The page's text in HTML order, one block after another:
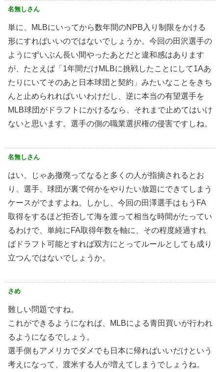
名無しさん
単に、MLBにいってから数年間のNPB入り制限をかける
形にすればいいのではないでしょうか。今回の田沢選手の
ようにずいぶん長い間やったあとだと違和感はあります
が、たとえば「1年間だけMLBに挑戦したことにして1Aあ
たりにいてそのあと日本球団と契約」みたいなことをきち
んと止められればいいわけだし、逆に本当の有望選手を
MLB球団がドラフトにかけるなら、それまで止めてはいけ
ないと思います。選手の側の職業選択権の侵害ですしね。
名無しさん
はい、じゃあ撤廃ってなると多くの人が指摘されるとお
り、選手、球団が裏で何かをやりたい放題にできてしまう
ケースがでますよね。しかし、今回の田澤選手はもうFA
取得をするほど拒否して海を渡って相当な時間がたってい
るわけで、単純にFA取得年数を軸に、その程度経過すれ
ばドラフト可能とすれば双方にとってルールとしても成り
立つんではないでしょうか。
さめ
難しい問題ですね。
これができるようになれば、MLBによる青田買いが行われ
るようになるでしょう。
選手側もアメリカでダメでも日本に帰ればいいだけという
考えになって、渡米する人が増えてしまうでしょうね。